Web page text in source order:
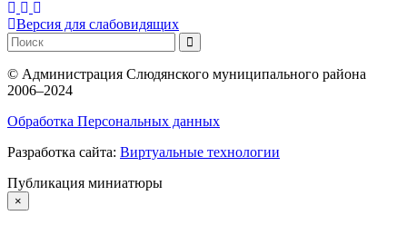
Версия для слабовидящих
© Администрация Слюдянского муниципального района
2006–2024
Обработка Персональных данных
Разработка сайта: Виртуальные технологии
Публикация миниатюры
×